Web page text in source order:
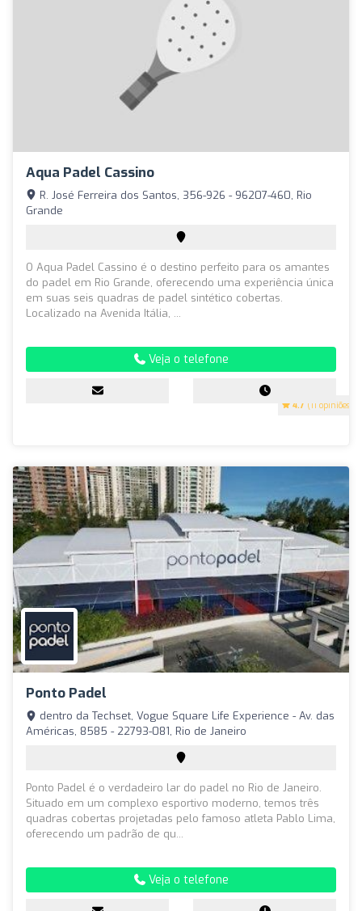
Aqua Padel Cassino
4.7 (11 opiniões)
R. José Ferreira dos Santos, 356-926 - 96207-460, Rio
Grande
O Aqua Padel Cassino é o destino perfeito para os amantes
do padel em Rio Grande, oferecendo uma experiência única
em suas seis quadras de padel sintético cobertas.
Localizado na Avenida Itália, ...
Veja o telefone
Ponto Padel
dentro da Techset, Vogue Square Life Experience - Av. das
Américas, 8585 - 22793-081, Rio de Janeiro
Ponto Padel é o verdadeiro lar do padel no Rio de Janeiro.
Situado em um complexo esportivo moderno, temos três
quadras cobertas projetadas pelo famoso atleta Pablo Lima,
oferecendo um padrão de qu...
Veja o telefone